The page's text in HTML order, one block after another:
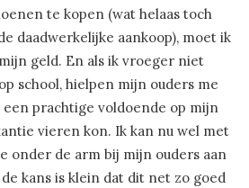
te kopen (wat helaas toch
daadwerkelijke aankoop), moet ik
geld. En als ik vroeger niet
school, hielpen mijn ouders me
prachtige voldoende op mijn
vieren kon. Ik kan nu wel met
onder de arm bij mijn ouders aan
kans is klein dat dit net zo goed